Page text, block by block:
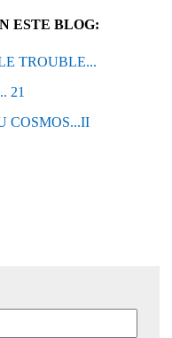
ESTE BLOG:
TROUBLE...
21
COSMOS...II